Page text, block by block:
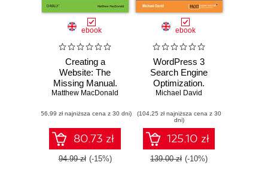
ebook
Creating a
Website: The
Missing Manual.
3rd Edition
Matthew MacDonald
(56,99 zł najniższa cena z 30 dni)
80.73 zł
94.99 zł (-15%)
ebook
WordPress 3
Search Engine
Optimization.
Getting your
well positioned on
Google and Bing is
a fine art that this
guide covers
brilliantly. From
Michael David
(104,25 zł najniższa cena z 30
dni)
125.10 zł
139.00 zł (-10%)